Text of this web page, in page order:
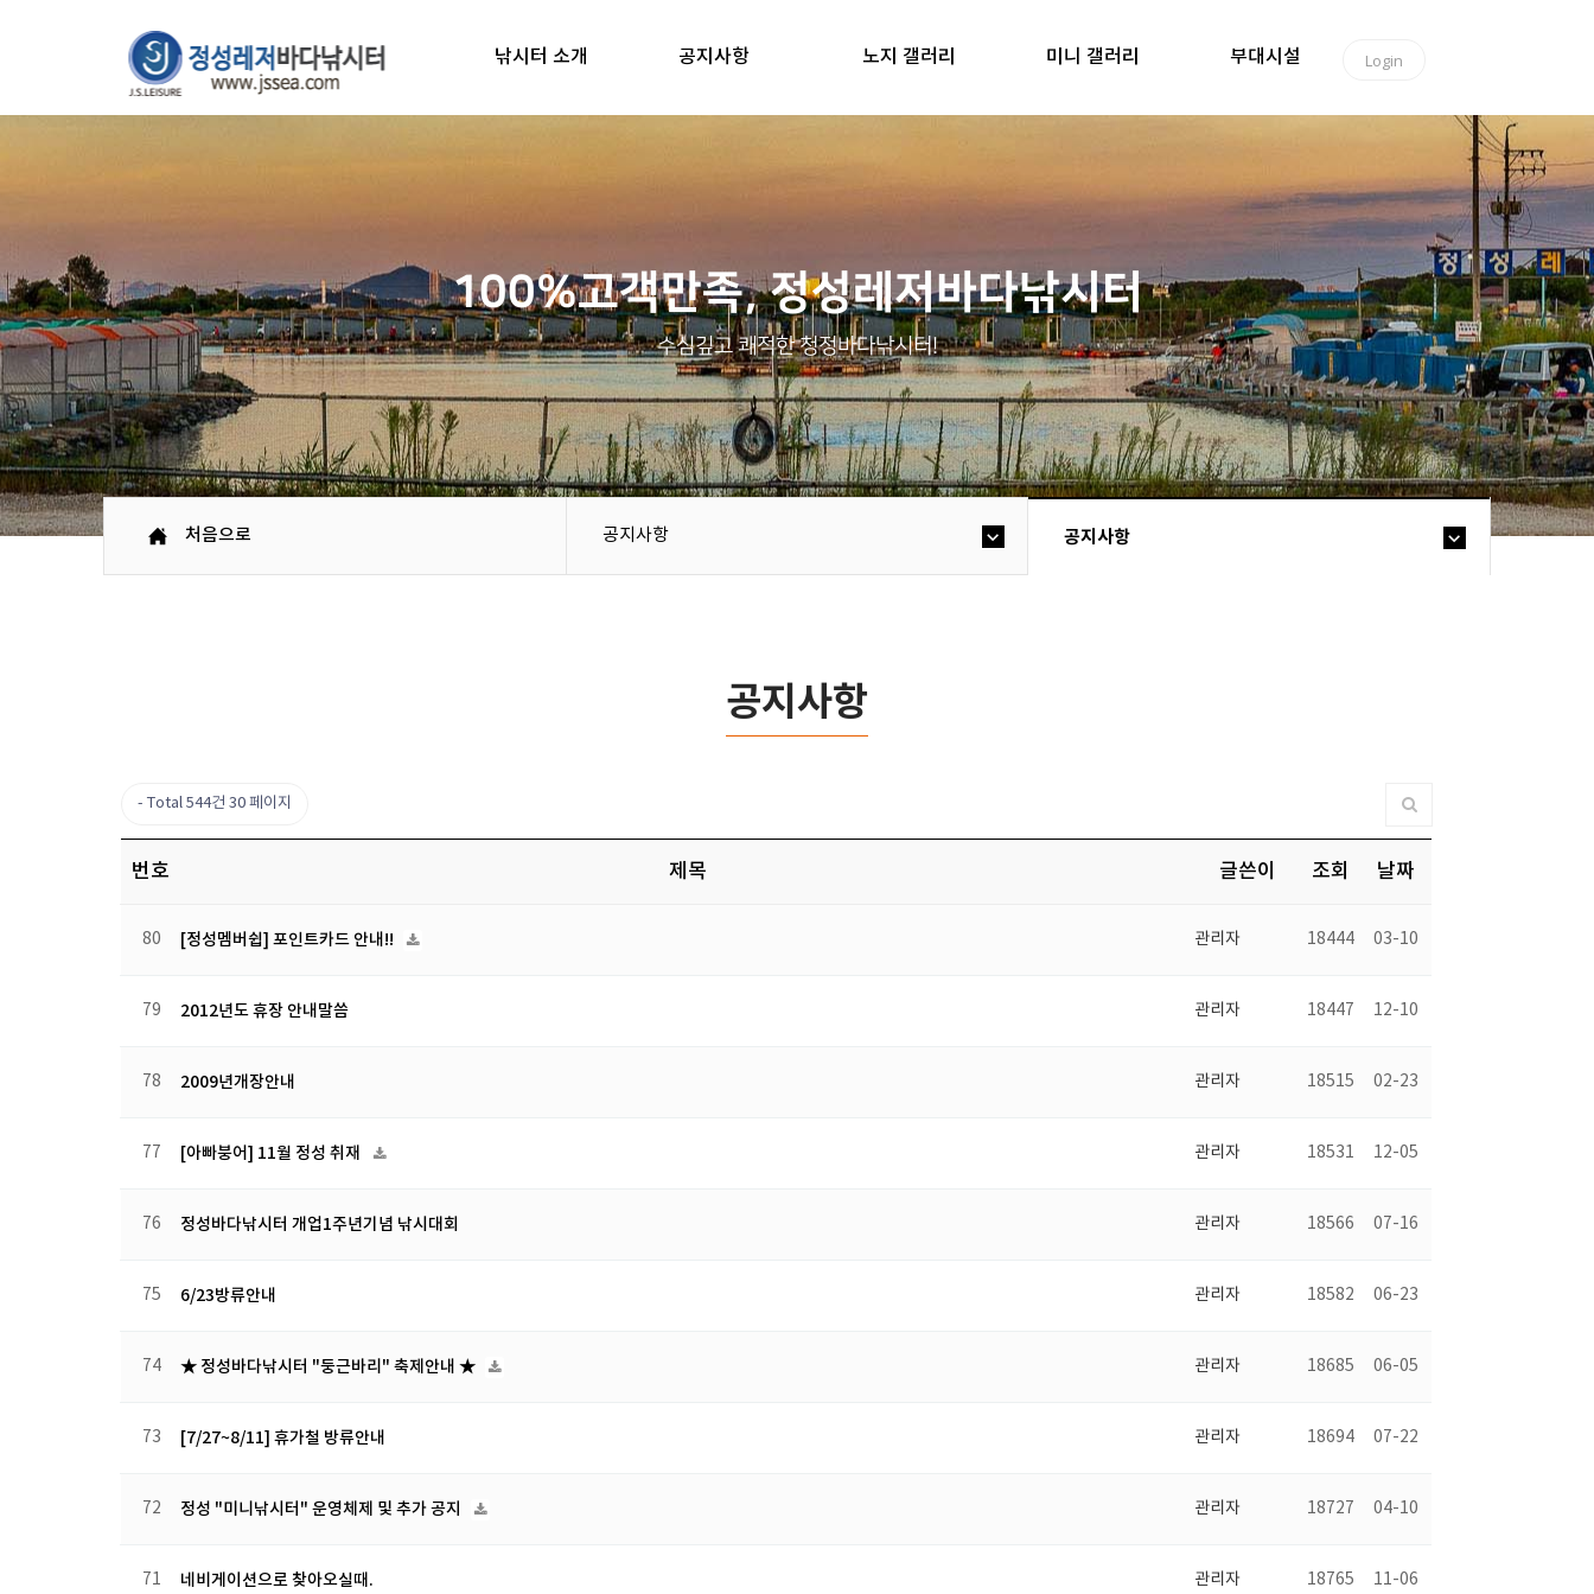
낚시터 소개 공지사항 노지 갤러리 미니 갤러리 부대시설 Login
100%고객만족, 정성레저바다낚시터
수심깊고 쾌적한 청정바다낚시터!
처음으로 공지사항 공지사항
공지사항
Total 544건 30 페이지
번호 제목 글쓴이 조회 날짜
80 [정성멤버쉽] 포인트카드 안내!! 관리자 18444 03-10
79 2012년도 휴장 안내말씀 관리자 18447 12-10
78 2009년개장안내 관리자 18515 02-23
77 [아빠붕어] 11월 정성 취재 관리자 18531 12-05
76 정성바다낚시터 개업1주년기념 낚시대회 관리자 18566 07-16
75 6/23방류안내 관리자 18582 06-23
74 ★ 정성바다낚시터 "둥근바리" 축제안내 ★ 관리자 18685 06-05
73 [7/27~8/11] 휴가철 방류안내 관리자 18694 07-22
72 정성 "미니낚시터" 운영체제 및 추가 공지 관리자 18727 04-10
71 네비게이션으로 찾아오실때. 관리자 18765 11-06